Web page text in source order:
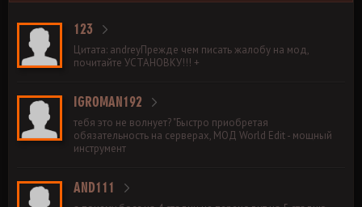
123
Цитата: andreyПрежде чем писать жалобу на мод,
почитайте УСТАНОВКУ!!! +
IGROMAN192
тебя это не волнует? "Быстро приобретая
обязательность на серверах, МОД World Edit - мощный
инструмент
AND111